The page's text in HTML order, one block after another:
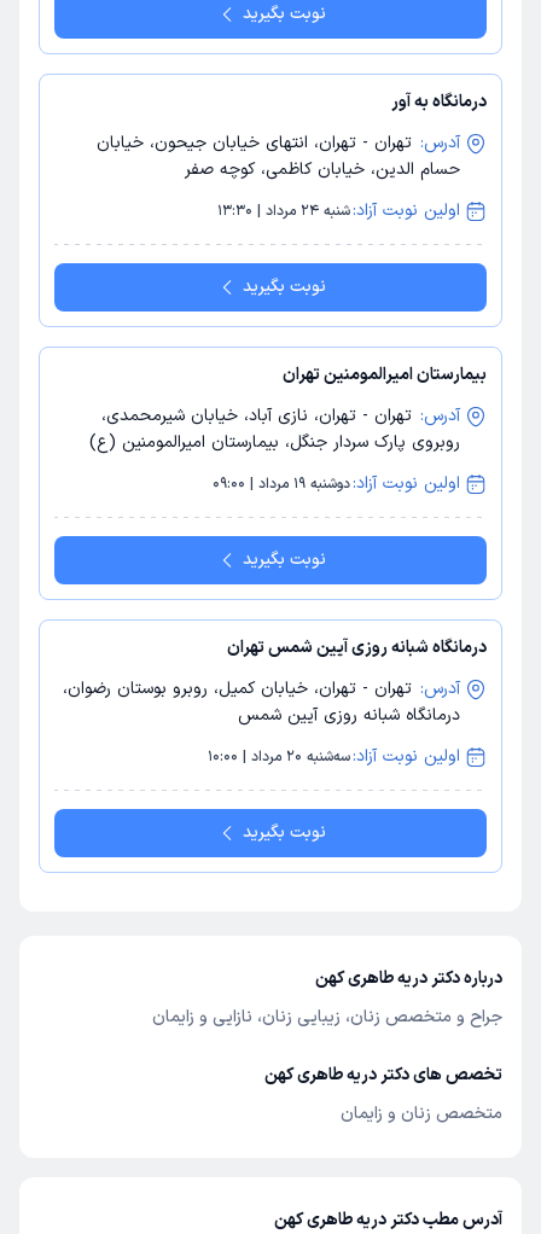
نوبت بگیرید
درمانگاه به آور
آدرس: تهران - تهران، انتهای خیابان جیحون، خیابان
حسام الدین، خیابان کاظمی، کوچه صفر
اولین نوبت آزاد:شنبه 24 مرداد | 13:30
نوبت بگیرید
بیمارستان امیرالمومنین تهران
آدرس: تهران - تهران، نازی آباد، خیابان شیرمحمدی،
روبروی پارک سردار جنگل، بیمارستان امیرالمومنین (ع)
اولین نوبت آزاد:دوشنبه 19 مرداد | 09:00
نوبت بگیرید
درمانگاه شبانه روزی آیین شمس تهران
آدرس: تهران - تهران، خیابان کمیل، روبرو بوستان رضوان،
درمانگاه شبانه روزی آیین شمس
اولین نوبت آزاد:سه‌شنبه 20 مرداد | 10:00
نوبت بگیرید
درباره دکتر دریه طاهری کهن
جراح و متخصص زنان، زیبایی زنان، نازایی و زایمان
تخصص های دکتر دریه طاهری کهن
متخصص زنان و زایمان
آدرس مطب دکتر دریه طاهری کهن